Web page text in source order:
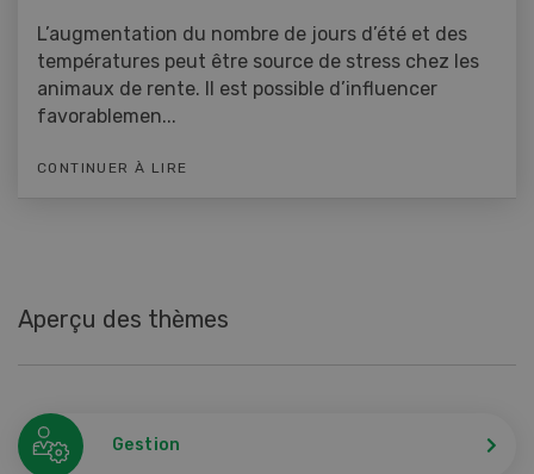
L’augmentation du nombre de jours d’été et des
températures peut être source de stress chez les
animaux de rente. Il est possible d’influencer
favorablemen...
CONTINUER À LIRE
Aperçu des thèmes
Gestion